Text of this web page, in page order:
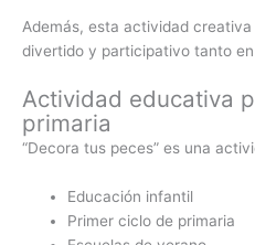
Además, esta actividad
divertido y participativo tanto
Actividad educativa
primaria
“Decora tus peces” es una
Educación infantil
Primer ciclo de primaria